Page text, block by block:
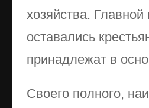
хозяйства.
оставались
принадлежат в
Своего полного,